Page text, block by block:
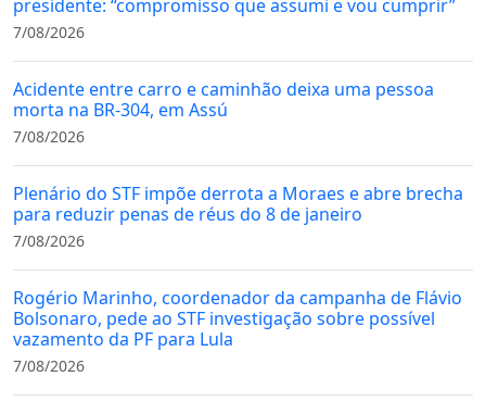
presidente: “compromisso que assumi e vou cumprir”
7/08/2026
Acidente entre carro e caminhão deixa uma pessoa
morta na BR-304, em Assú
7/08/2026
Plenário do STF impõe derrota a Moraes e abre brecha
para reduzir penas de réus do 8 de janeiro
7/08/2026
Rogério Marinho, coordenador da campanha de Flávio
Bolsonaro, pede ao STF investigação sobre possível
vazamento da PF para Lula
7/08/2026